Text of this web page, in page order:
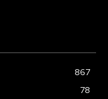
867
78